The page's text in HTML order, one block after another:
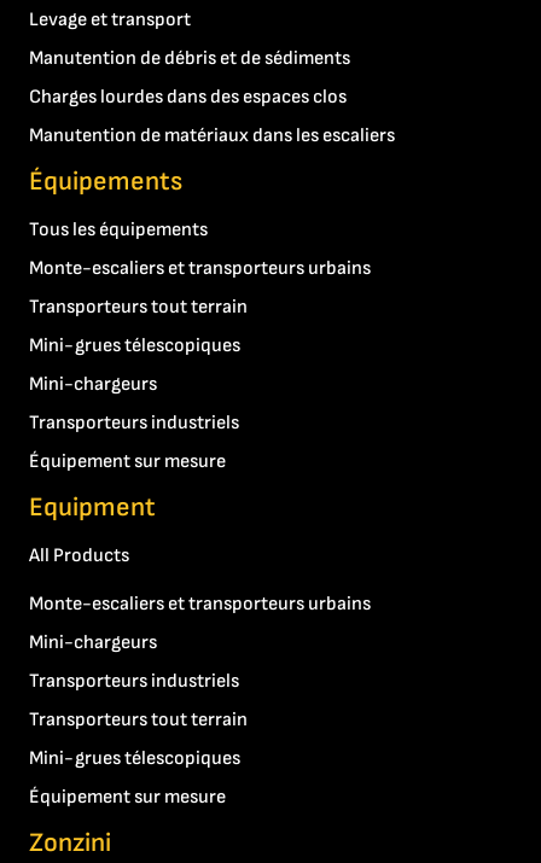
Levage et transport
Manutention de débris et de sédiments
Charges lourdes dans des espaces clos
Manutention de matériaux dans les escaliers
Équipements
Tous les équipements
Monte-escaliers et transporteurs urbains
Transporteurs tout terrain
Mini-grues télescopiques
Mini-chargeurs
Transporteurs industriels
Équipement sur mesure
Equipment
All Products
Monte-escaliers et transporteurs urbains
Mini-chargeurs
Transporteurs industriels
Transporteurs tout terrain
Mini-grues télescopiques
Équipement sur mesure
Zonzini